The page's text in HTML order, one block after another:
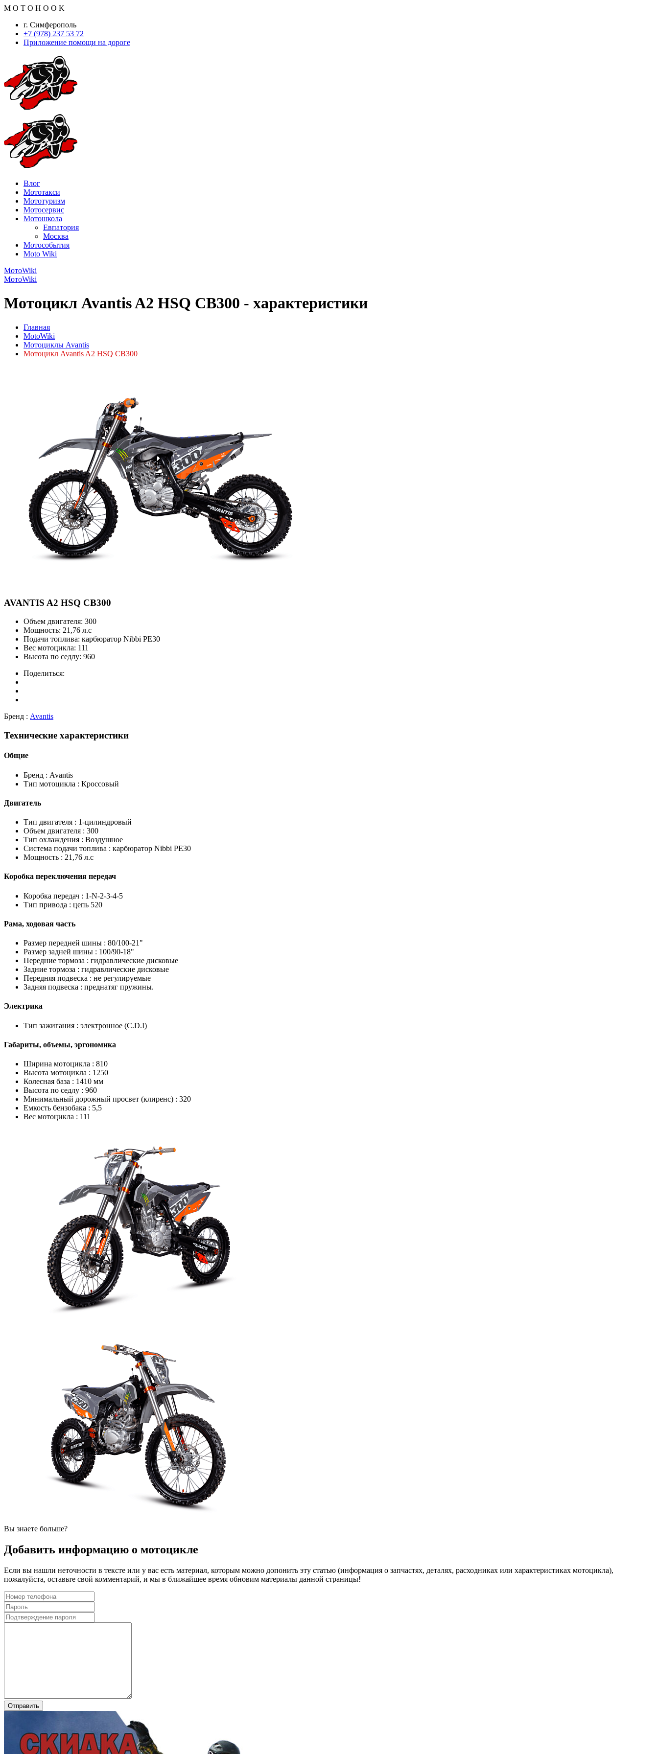
M O T O H O O K
г. Симферополь
+7 (978) 237 53 72
Приложение помощи на дороге
Влог
Мототакси
Мототуризм
Мотосервис
Мотошкола
Евпатория
Москва
Мотособытия
Moto Wiki
МотоWiki
МотоWiki
Мотоцикл Avantis A2 HSQ CB300 - характеристики
Главная
MotoWiki
Мотоциклы Avantis
Мотоцикл Avantis A2 HSQ CB300
AVANTIS A2 HSQ CB300
Объем двигателя: 300
Мощность: 21,76 л.с
Подачи топлива: карбюратор Nibbi PE30
Вес мотоцикла: 111
Высота по седлу: 960
Поделиться:
Бренд : Avantis
Технические характеристики
Общие
Бренд : Avantis
Тип мотоцикла : Кроссовый
Двигатель
Тип двигателя : 1-цилиндровый
Объем двигателя : 300
Тип охлаждения : Воздушное
Система подачи топлива : карбюратор Nibbi PE30
Мощность : 21,76 л.с
Коробка переключения передач
Коробка передач : 1-N-2-3-4-5
Тип привода : цепь 520
Рама, ходовая часть
Размер передней шины : 80/100-21"
Размер задней шины : 100/90-18"
Передние тормоза : гидравлические дисковые
Задние тормоза : гидравлические дисковые
Передняя подвеска : не регулируемые
Задняя подвеска : преднатяг пружины.
Электрика
Тип зажигания : электронное (C.D.I)
Габариты, объемы, эргономика
Ширина мотоцикла : 810
Высота мотоцикла : 1250
Колесная база : 1410 мм
Высота по седлу : 960
Минимальный дорожный просвет (клиренс) : 320
Емкость бензобака : 5,5
Вес мотоцикла : 111
Вы знаете больше?
Добавить информацию о мотоцикле
Если вы нашли неточности в тексте или у вас есть материал, которым можно допонить эту статью (информация о запчастях, деталях, расходниках или характеристиках мотоцикла),
пожалуйста, оставьте свой комментарий, и мы в ближайшее время обновим материалы данной страницы!
Отправить